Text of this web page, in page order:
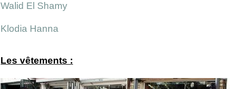
Walid El Shamy
Klodia Hanna
Les vêtements :